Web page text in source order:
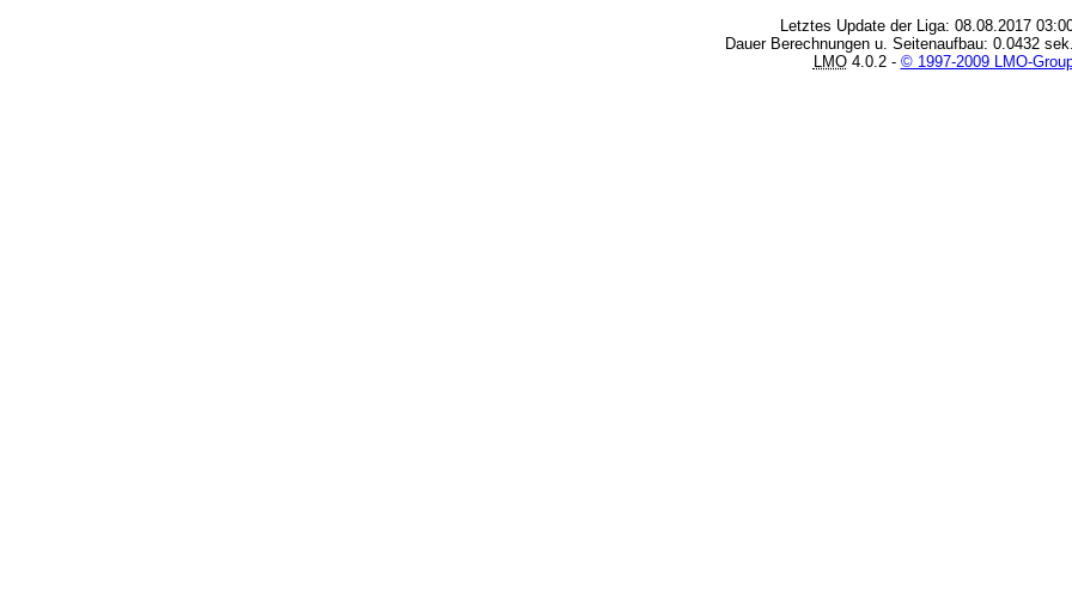
Letztes Update der Liga: 08.08.2017
Dauer Berechnungen u. Seitenaufbau: 0.0432 sek.
LMO4.0.2 - © 1997-2009 LMO-